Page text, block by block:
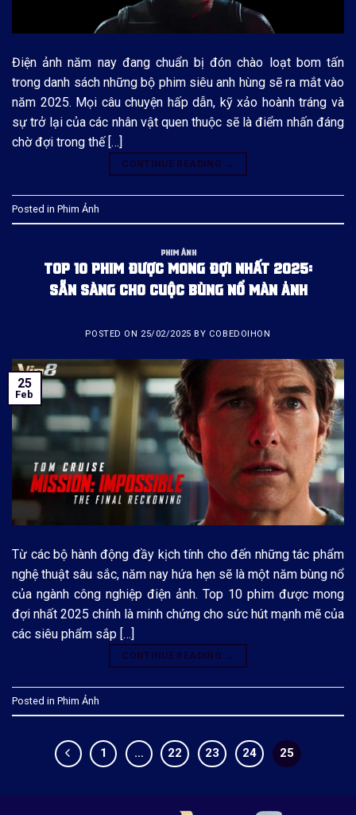
Điện ảnh năm nay đang chuẩn bị đón chào loạt bom tấn
trong danh sách những bộ phim siêu anh hùng sẽ ra mắt vào
năm 2025. Mọi câu chuyện hấp dẫn, kỹ xảo hoành tráng và
sự trở lại của các nhân vật quen thuộc sẽ là điểm nhấn đáng
chờ đợi trong thế […]
CONTINUE READING →
Posted in Phim Ảnh
PHIM ẢNH
TOP 10 PHIM ĐƯỢC MONG ĐỢI NHẤT 2025:
SẴN SÀNG CHO CUỘC BÙNG NỔ MÀN ẢNH
POSTED ON 25/02/2025 BY COBEDOIHON
25
Feb
Từ các bộ hành động đầy kịch tính cho đến những tác phẩm
nghệ thuật sâu sắc, năm nay hứa hẹn sẽ là một năm bùng nổ
của ngành công nghiệp điện ảnh. Top 10 phim được mong
đợi nhất 2025 chính là minh chứng cho sức hút mạnh mẽ của
các siêu phẩm sắp […]
CONTINUE READING →
Posted in Phim Ảnh
1 … 22 23 24 25